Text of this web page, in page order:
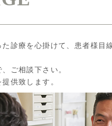
診療を心掛けて、患者様目
ご相談下さい。
供致します。